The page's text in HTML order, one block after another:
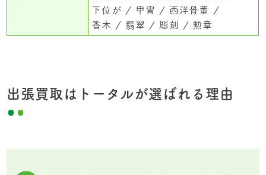
下位が
甲冑
西洋骨董
香木
翡翠 彫刻 勲章
出張買取はトータルが選ばれる理由